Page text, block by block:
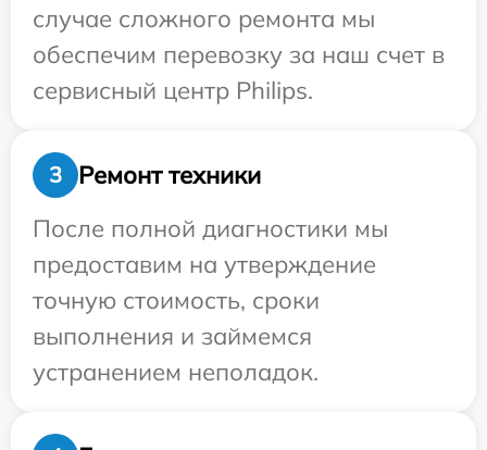
случае сложного ремонта мы
обеспечим перевозку за наш счет в
сервисный центр Philips.
3
Ремонт техники
После полной диагностики мы
предоставим на утверждение
точную стоимость, сроки
выполнения и займемся
устранением неполадок.